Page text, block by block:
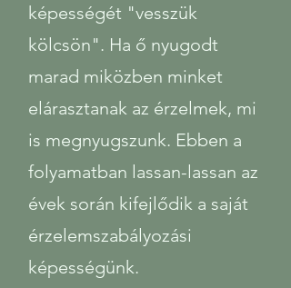
képességét "vesszük
kölcsön". Ha ő nyugodt
marad miközben minket
elárasztanak az érzelmek, mi
is megnyugszunk. Ebben a
folyamatban lassan-lassan az
évek során kifejlődik a saját
érzelemszabályozási
képességünk.